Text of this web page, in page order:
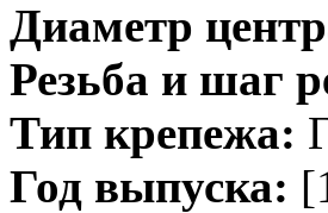
Диаметр
Резьба и шаг
Тип крепежа:
Год выпуска: